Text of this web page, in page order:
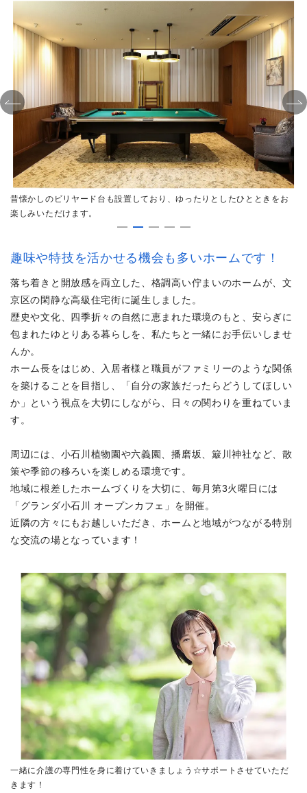
昔懐かしのビリヤード台も設置しており、ゆったりとしたひとときをお
楽しみいただけます。
趣味や特技を活かせる機会も多いホームです！
落ち着きと開放感を両立した、格調高い佇まいのホームが、文
京区の閑静な高級住宅街に誕生しました。
歴史や文化、四季折々の自然に恵まれた環境のもと、安らぎに
包まれたゆとりある暮らしを、私たちと一緒にお手伝いしませ
んか。
ホーム長をはじめ、入居者様と職員がファミリーのような関係
を築けることを目指し、「自分の家族だったらどうしてほしい
か」という視点を大切にしながら、日々の関わりを重ねていま
す。
周辺には、小石川植物園や六義園、播磨坂、簸川神社など、散
策や季節の移ろいを楽しめる環境です。
地域に根差したホームづくりを大切に、毎月第3火曜日には
「グランダ小石川 オープンカフェ」を開催。
近隣の方々にもお越しいただき、ホームと地域がつながる特別
な交流の場となっています！
一緒に介護の専門性を身に着けていきましょう☆サポートさせていただ
きます！